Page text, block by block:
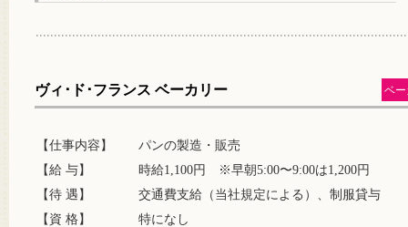
ヴィ･ド･フランス ベーカリー ベ
【仕事内容】
パンの製造・販売
【給 与】
時給1,100円 ※早朝5:00〜9:00は1,200円
【待 遇】
交通費支給（当社規定による）、制服貸与
【資 格】
特になし